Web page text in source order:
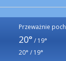
Przeważnie
20° / 19°
20° / 19°